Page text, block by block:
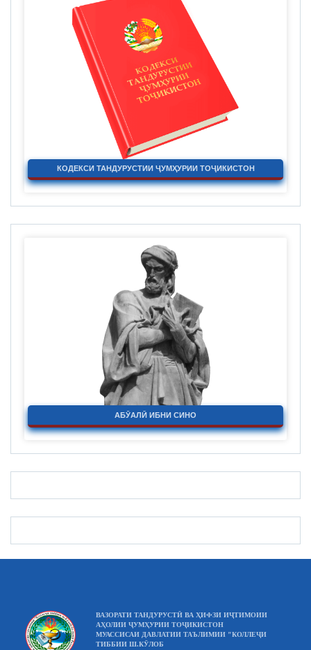
КОДЕКСИ ТАНДУРУСТИИ ҶУМҲУРИИ ТОҶИКИСТОН
АБӮАЛӢ ИБНИ СИНО
ВАЗОРАТИ ТАНДУРУСТӢ ВА ҲИФЗИ ИҶТИМОИИ
АҲОЛИИ ҶУМҲУРИИ ТОҶИКИСТОН
МУАССИСАИ ДАВЛАТИИ ТАЪЛИМИИ "КОЛЛЕҶИ
ТИББИИ Ш.КӮЛОБ